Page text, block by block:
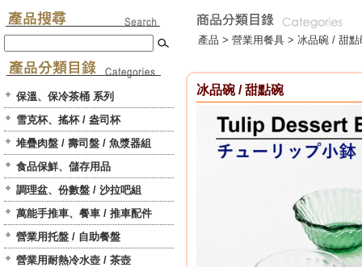
保溫、保冷茶桶 系列
雪克杯、搖杯 / 盎司杯
堆疊肉盤 / 壽司盤 / 魚漿器組
食品保鮮、儲存用品
調理盆、份數盤 / 沙拉吧組
萬能手推車、餐車 / 推車配件
營業用托盤 / 自助餐盤
營業用耐熱冷水壺 / 茶壺
產品 > 營業用餐具 > 冰品碗 / 甜
冰品碗 / 甜點碗